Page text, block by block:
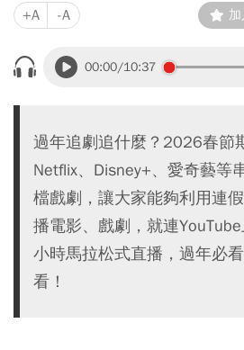
+A -A
00:00/10:37
過年追劇追什麼？2026春節
Netflix、Disney+、愛奇藝等
檔戲劇，讓大家能夠利用連
播電影、戲劇，就連
小時馬拉松式直播，過年必
看！